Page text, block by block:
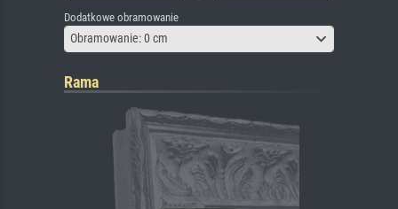
Dodatkowe obramowanie
Obramowanie: 0 cm
Rama